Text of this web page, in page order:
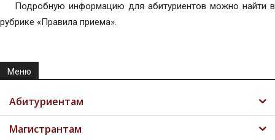
Подробную информацию для абитуриентов можно найти в
рубрике «Правила приема».
Меню
Абитуриентам
Магистрантам